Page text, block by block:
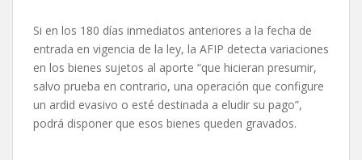
Si en los 180 días inmediatos anteriores a la fecha de
entrada en vigencia de la ley, la AFIP detecta variaciones
en los bienes sujetos al aporte “que hicieran presumir,
salvo prueba en contrario, una operación que configure
un ardid evasivo o esté destinada a eludir su pago”,
podrá disponer que esos bienes queden gravados.